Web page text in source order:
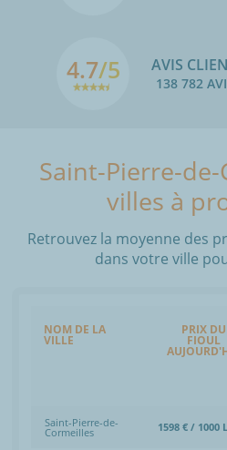
4.7/5 AVIS
138 782
Saint-Pierre-
villes à
Retrouvez la moyenne des
dans votre ville
NOM DE LA
VILLE
PRIX DU
FIOUL
Saint-Pierre-de-
Cormeilles 1598 € / 1000